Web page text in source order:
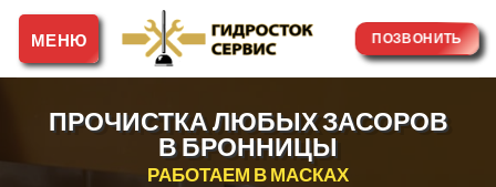
Skip
content
ПОЗВОНИТЬ
ПРОЧИСТКА ЛЮБЫХ ЗАСОРОВ
В БРОННИЦЫ
РАБОТАЕМ В МАСКАХ